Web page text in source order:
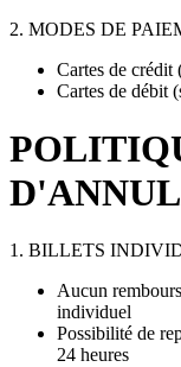
2. MODES DE
Cartes de crédit
Cartes de débit
1. BILLETS
Aucun
individuel
Possibilité de
24 heures